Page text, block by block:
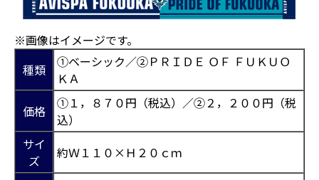
※画像はイメージです。
種類
①ベーシック／②ＰＲＩＤＥ ＯＦ ＦＵＫＵＯ
ＫＡ
価格
①１，８７０円（税込）／②２，２００円（税
込）
サイ
ズ
約Ｗ１１０×Ｈ２０ｃｍ